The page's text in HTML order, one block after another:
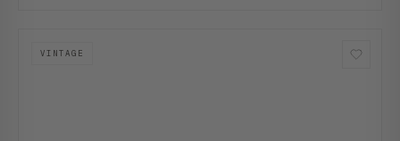
VINTAGE